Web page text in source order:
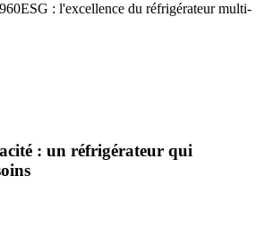
: l'excellence du réfrigérateur multi-
: un réfrigérateur qui